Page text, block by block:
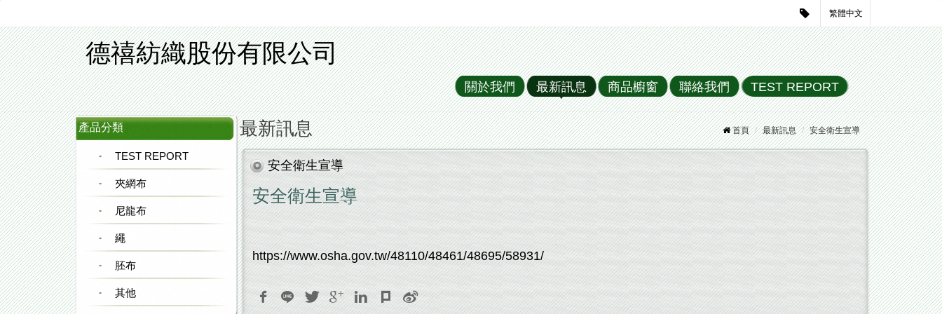
繁體中文
德禧紡織股份有限公司
關於我們 最新訊息 商品櫥窗 聯絡我們 TEST REPORT
產品分類
TEST REPORT
夾網布
尼龍布
繩
胚布
其他
最新訊息 首頁 最新訊息 安全衛生宣導
安全衛生宣導
安全衛生宣導
https://www.osha.gov.tw/48110/48461/48695/58931/